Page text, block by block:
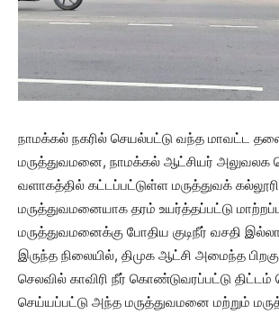
நாமக்கல் நகரில் செயல்பட்டு வந்த மாவட்ட
மருத்துவமனை, நாமக்கல் ஆட்சியர் அலுவலக
வளாகத்தில் கட்டப்பட்டுள்ள மருத்துவக்
மருத்துவமனையாக தரம் உயர்த்தப்பட்டு
மருத்துவமனைக்கு போதிய குடிநீர் வசதி
இருந்த நிலையில், திமுக ஆட்சி அமைந்த பிறகு
செலவில் காவிரி நீர் கொண்டுவரப்பட்டு
செய்யப்பட்டு அந்த மருத்துவமனை மற்றும்